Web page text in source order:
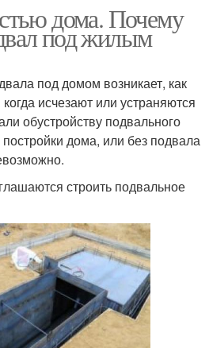
дома. Почему
под жилым
под домом возникает, как
исчезают или устраняются
обустройству подвального
дома, или без подвала
строить подвальное